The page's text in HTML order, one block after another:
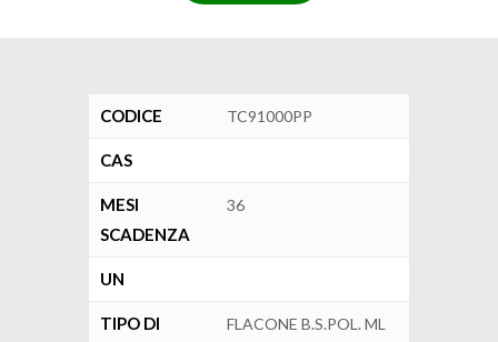
CODICE TC91000PP
CAS
MESI
SCADENZA
36
UN
TIPO DI
FLACONE B.S.POL. ML